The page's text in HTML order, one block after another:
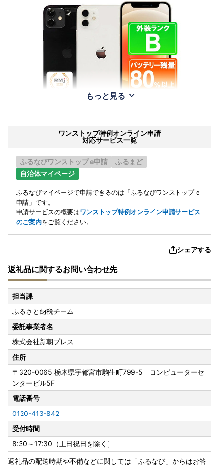
もっと見る
ワンストップ特例オンライン申請
対応サービス一覧
ふるなびワンストップ e申請
ふるまど
自治体マイページ
ふるなびマイページで申請できるのは「ふるなびワンストップ e
申請」です。
申請サービスの概要はワンストップ特例オンライン申請サービス
のご案内をご覧ください。
シェアする
返礼品に関するお問い合わせ先
担当課
ふるさと納税チーム
委託事業者名
株式会社新朝プレス
住所
〒320-0065 栃木県宇都宮市駒生町799-5 コンピューターセ
ンタービル5F
電話番号
0120-413-842
受付時間
8:30～17:30（土日祝日を除く）
返礼品の配送時期や不備などに関しては「ふるなび」からはお答